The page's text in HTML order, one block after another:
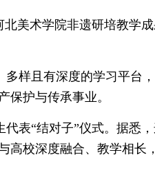
美术学院非遗研培教学
样且有深度的学习平台
保护与传承事业。
表“结对子”仪式。据悉
高校深度融合、教学相长